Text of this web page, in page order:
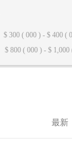
$ 300 ( 000 ) - $ 400 (
$ 800 ( 000 ) - $ 1,000
最新